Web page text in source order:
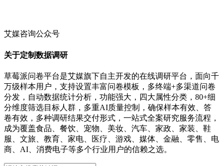
艾媒咨询公众号
关于定制数据调研
草莓派问卷平台是艾媒旗下自主开发的在线调研平台，面向千
万级样本用户，支持设置丰富问卷模板，多终端+多渠道问卷
分发，自动数据统计分析，功能强大，四大属性分类，80+细
分维度筛选目标人群，多重AI质量控制，确保样本有效、答
卷有效，多种调研结果交付形式，一站式全案研究服务流程，
成为覆盖食品、餐饮、宠物、美妆、汽车、家政、家装、鞋
服、文旅、教育、家电、医疗、游戏、媒体、金融、零售、电
商、AI、消费电子等多个行业用户的信赖之选。